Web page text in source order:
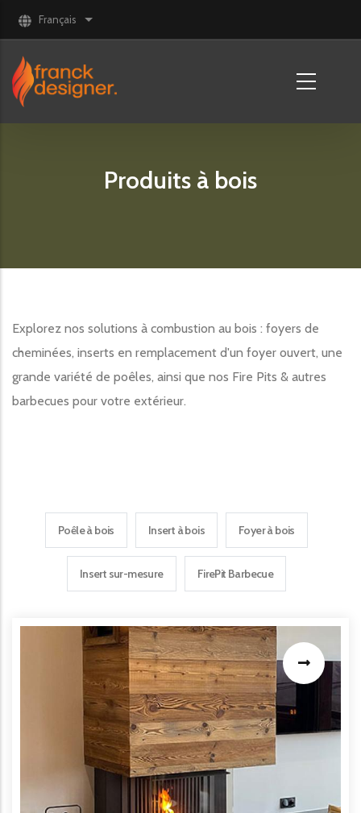
Aller au contenu principal
Français Lister les actions supplémentaires
Produits à bois
Explorez nos solutions à combustion au bois : foyers de
cheminées, inserts en remplacement d'un foyer ouvert, une
grande variété de poêles, ainsi que nos Fire Pits & autres
barbecues pour votre extérieur.
Poêle à bois Insert à bois Foyer à bois
Insert sur-mesure FirePit Barbecue